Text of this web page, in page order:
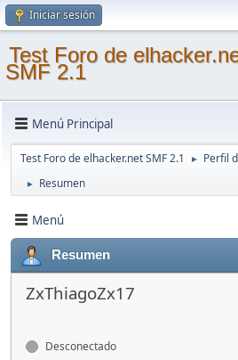
Iniciar sesión
Test Foro de
SMF 2.1
Menú Principal
Test Foro de elhacker.net SMF 2.1 ► Perfil
► Resumen
Menú
Resumen
ZxThiagoZx17
Desconectado